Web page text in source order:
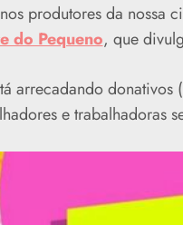
produtores da nossa
do Pequeno, que
arrecadando donativos
e trabalhadoras